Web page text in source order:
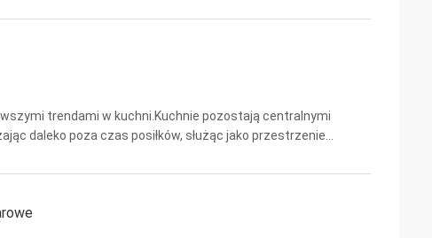
trendami w kuchni.Kuchnie pozostają centralnymi
daleko poza czas posiłków, służąc jako przestrzenie